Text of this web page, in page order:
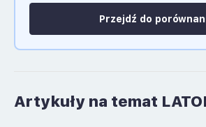
Przejdź do
Artykuły na temat